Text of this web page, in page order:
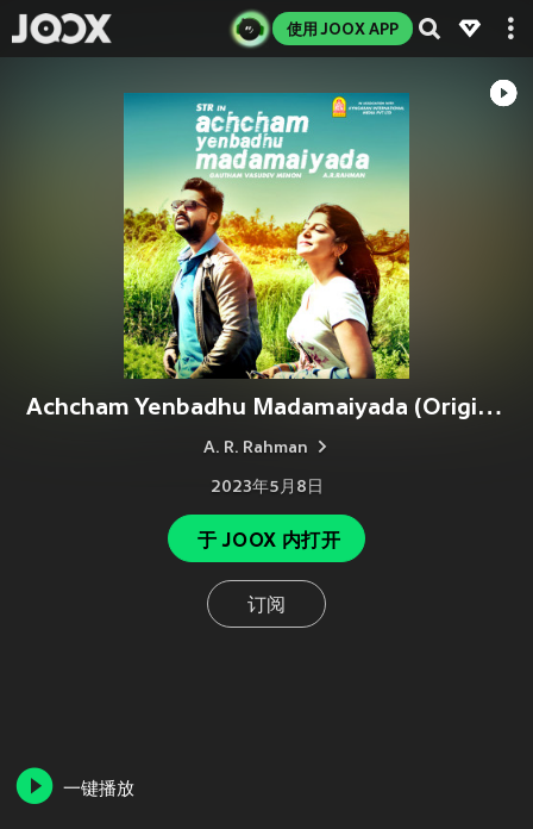
使用 JOOX APP
Achcham Yenbadhu Madamaiyada (Original Motion Picture Soundtrack)
A. R. Rahman
2023年5月8日
于 JOOX 内打开
订阅
一键播放